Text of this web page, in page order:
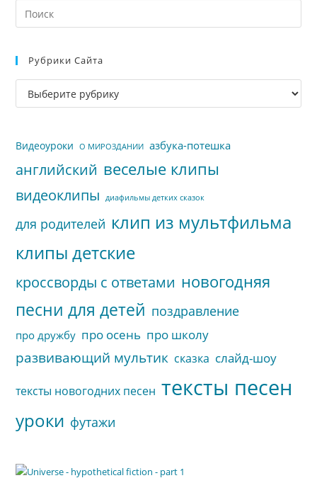
Рубрики Сайта
Рубрики
сайта
Видеоуроки О МИРОЗДАНИИ азбука-потешка
английский веселые клипы
видеоклипы диафильмы детких сказок
для родителей клип из мультфильма
клипы детские
кроссворды с ответами новогодняя
песни для детей поздравление
про дружбу про осень про школу
развивающий мультик сказка слайд-шоу
тексты новогодних песен тексты песен
уроки футажи